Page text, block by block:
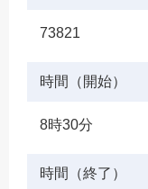
73821
時間（開始）
8時30分
時間（終了）